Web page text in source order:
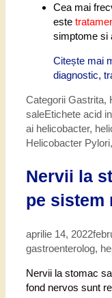
Cea mai
este
simptome si
Citește mai
diagnostic,
Categorii Gastrita,
saleEtichete acid
ai helicobacter,
Helicobacter Pylori,
Nervii la
pe sistem
aprilie 14, 2022
gastroenterolog,
Nervii la stomac
fond nervos sunt